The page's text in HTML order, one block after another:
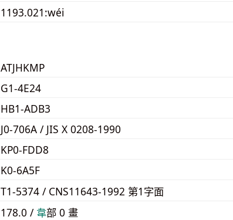
1193.021:wéi
ATJHKMP
G1-4E24
HB1-ADB3
J0-706A / JIS X 0208-1990
KP0-FDD8
K0-6A5F
T1-5374 / CNS11643-1992 第1字面
178.0 / ⾱部 0 畫